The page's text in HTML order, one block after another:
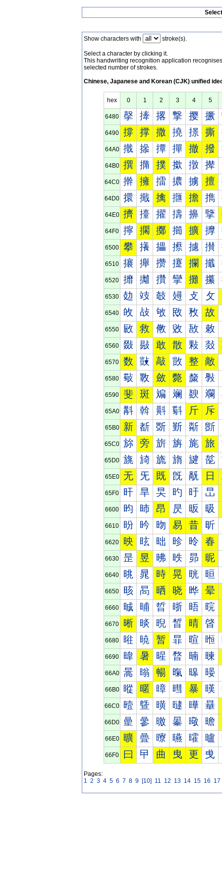
Show characters with stroke(s).
Select a character by clicking it.
This handwriting recognition application
selected number of strokes.
Chinese, Japanese and Korean (CJK) unified
hex 0 1 2 3 4 5
6480 撀 撁 撂 撃 撄 撅
6490 撐 撑 撒 撓 撔 撕
64A0 撠 撡 撢 撣 撤 撥
64B0 撰 撱 撲 撳 撴 撵
64C0 擀 擁 擂 擃 擄 擅
64D0 擐 擑 擒 擓 擔 擕
64E0 擠 擡 擢 擣 擤 擥
64F0 擰 擱 擲 擳 擴 擵
6500 攀 攁 攂 攃 攄 攅
6510 攐 攑 攒 攓 攔 攕
6520 攠 攡 攢 攣 攤 攥
6530 攰 攱 攲 攳 攴 攵
6540 敀 敁 敂 敃 敄 故
6550 敐 救 敒 敓 敔 敕
6560 敠 敡 敢 散 敤 敥
6570 数 敱 敲 敳 整 敵
6580 斀 斁 斂 斃 斄 斅
6590 斐 斑 斒 斓 斔 斕
65A0 斠 斡 斢 斣 斤 斥
65B0 新 斱 斲 斳 斴 斵
65C0 旀 旁 旂 旃 旄 旅
65D0 旐 旑 旒 旓 旔 旕
65E0 无 旡 既 旣 旤 日
65F0 旰 旱 旲 旳 旴 旵
6600 昀 昁 昂 昃 昄 昅
6610 昐 昑 昒 易 昔 昕
6620 映 昡 昢 昣 昤 春
6630 昰 昱 昲 昳 昴 昵
6640 晀 晁 時 晃 晄 晅
6650 晐 晑 晒 晓 晔 晕
6660 晠 晡 晢 晣 晤 晥
6670 晰 晱 晲 晳 晴 晵
6680 暀 暁 暂 暃 暄 暅
6690 暐 暑 暒 暓 暔 暕
66A0 暠 暡 暢 暣 暤 暥
66B0 暰 暱 暲 暳 暴 暵
66C0 曀 曁 曂 曃 曄 曅
66D0 曐 曑 曒 曓 曔 曕
66E0 曠 曡 曢 曣 曤 曥
66F0 曰 曱 曲 曳 更 曵
Pages:
1 2 3 4 5 6 7 8 9 [10] 11 12 13 14 15 16 17